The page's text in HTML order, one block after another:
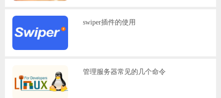
swiper插件的使用
管理服务器常见的几个命令